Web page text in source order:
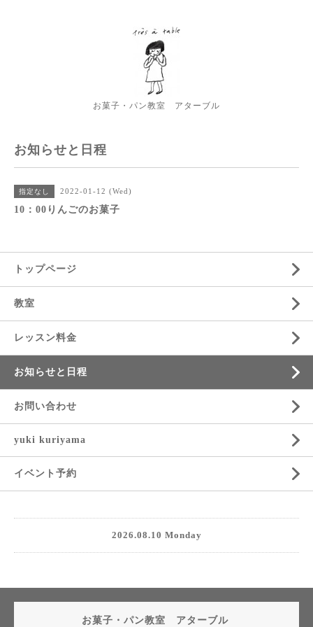
お菓子・パン教室 アターブル
お知らせと日程
指定なし 2022-01-12 (Wed)
10：00りんごのお菓子
トップページ
教室
レッスン料金
お知らせと日程
お問い合わせ
yuki kuriyama
イベント予約
2026.08.10 Monday
お菓子・パン教室 アターブル